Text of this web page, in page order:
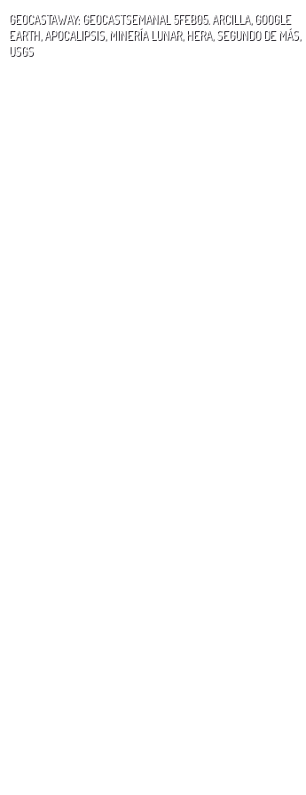
GEOCASTAWAY: GEOCASTSEMANAL 5FEB05. ARCILLA, GOOGLE
EARTH, APOCALIPSIS, MINERÍA LUNAR, HERA, SEGUNDO DE MÁS,
USGS